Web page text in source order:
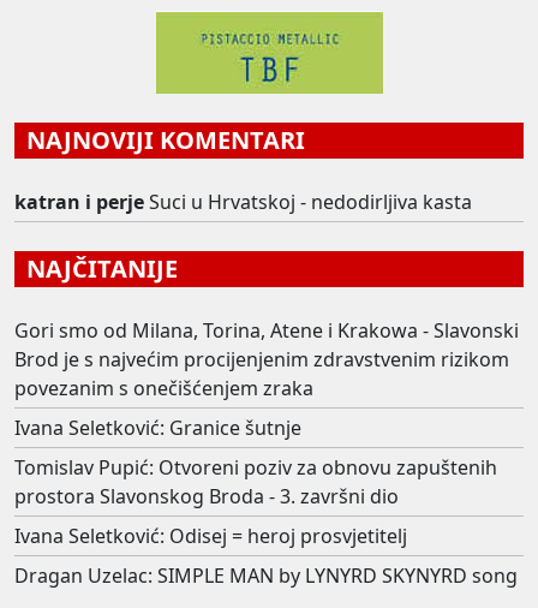
NAJNOVIJI KOMENTARI
katran i perjeSuci u Hrvatskoj - nedodirljiva kasta
NAJČITANIJE
Gori smo od Milana, Torina, Atene i Krakowa - Slavonski
Brod je s najvećim procijenjenim zdravstvenim rizikom
povezanim s onečišćenjem zraka
Ivana Seletković: Granice šutnje
Tomislav Pupić: Otvoreni poziv za obnovu zapuštenih
prostora Slavonskog Broda - 3. završni dio
Ivana Seletković: Odisej = heroj prosvjetitelj
Dragan Uzelac: SIMPLE MAN by LYNYRD SKYNYRD song